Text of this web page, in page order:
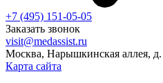
+7 (495) 151-05-05
Заказать звонок
visit@medassist.ru
Москва, Нарышкинская аллея, д.
Карта сайта